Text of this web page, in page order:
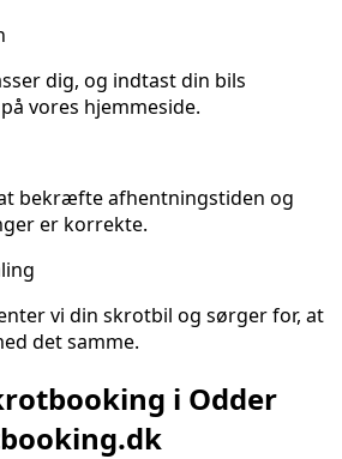
dig, og indtast din bils
vores hjemmeside.
bekræfte afhentningstiden og
er korrekte.
vi din skrotbil og sørger for, at
det samme.
i Odder